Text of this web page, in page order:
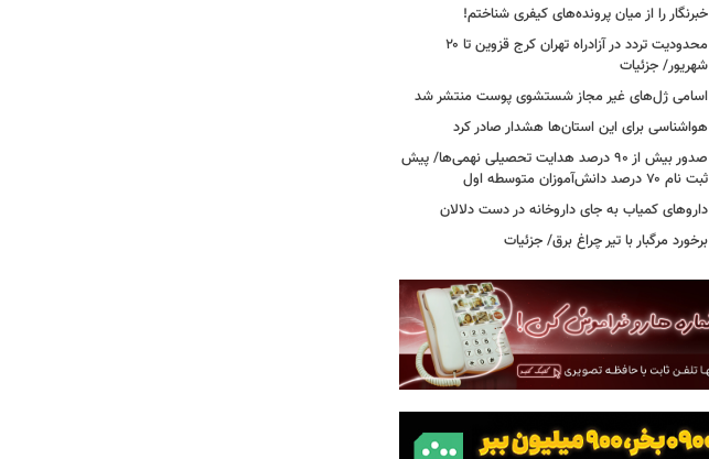
خبرنگار را از میان پرونده‌های کیفری شناختم!
محدودیت تردد در آزادراه تهران کرج قزوین تا ۲۰
شهریور/ جزئیات
اسامی ژل‌های غیر مجاز شستشوی پوست منتشر شد
هواشناسی برای این استان‌ها هشدار صادر کرد
صدور بیش از ۹۰ درصد هدایت تحصیلی نهمی‌ها/ پیش
ثبت نام ۷۰ درصد دانش‌آموزان متوسطه اول
داروهای کمیاب به جای داروخانه در دست دلالان
برخورد مرگبار با تیر چراغ برق/ جزئیات